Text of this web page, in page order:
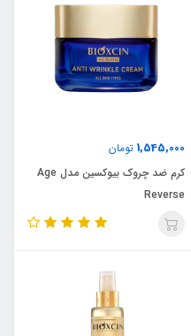
1,545,000 تومان
کرم ضد چروک بیوکسین مدل Age
Reverse